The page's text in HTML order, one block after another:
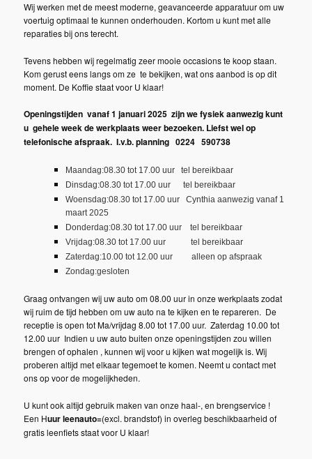
Wij werken met de meest moderne, geavanceerde apparatuur om uw
voertuig optimaal te kunnen onderhouden. Kortom u kunt met alle
reparaties bij ons terecht.
Tevens hebben wij regelmatig zeer mooie occasions te koop staan.
Kom gerust eens langs om ze te bekijken, wat ons aanbod is op dit
moment. De Koffie staat voor U klaar!
Openingstijden vanaf 1 januari 2025 zijn we fysiek aanwezig kunt
u gehele week de werkplaats weer bezoeken. Liefst wel op
telefonische afspraak. I.v.b. planning 0224 590738
Maandag:08.30 tot 17.00 uur tel bereikbaar
Dinsdag:08.30 tot 17.00 uur tel bereikbaar
Woensdag:08.30 tot 17.00 uur Cynthia aanwezig vanaf 1
maart 2025
Donderdag:08.30 tot 17.00 uur tel bereikbaar
Vrijdag:08.30 tot 17.00 uur tel bereikbaar
Zaterdag:10.00 tot 12.00 uur alleen op afspraak
Zondag:gesloten
Graag ontvangen wij uw auto om 08.00 uur in onze werkplaats zodat
wij ruim de tijd hebben om uw auto na te kijken en te repareren. De
receptie is open tot Ma/vrijdag 8.00 tot 17.00 uur. Zaterdag 10.00 tot
12.00 uur Indien u uw auto buiten onze openingstijden zou willen
brengen of ophalen , kunnen wij voor u kijken wat mogelijk is. Wij
proberen altijd met elkaar tegemoet te komen. Neemt u contact met
ons op voor de mogelijkheden.
U kunt ook altijd gebruik maken van onze haal-, en brengservice !
Een Huur leenauto=(excl. brandstof) in overleg beschikbaarheid of
gratis leenfiets staat voor U klaar!